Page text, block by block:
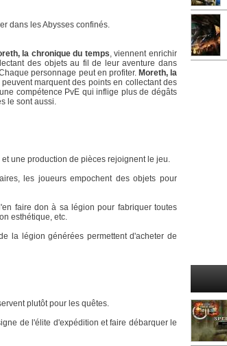
dans les Abysses confinés.
la chronique du temps, viennent enrichir
des objets au fil de leur aventure dans
personnage peut en profiter. Moreth, la
marquent des points en collectant des
compétence PvE qui inflige plus de dégâts
le sont aussi.
une production de pièces rejoignent le jeu.
les joueurs empochent des objets pour
faire don à sa légion pour fabriquer toutes
esthétique, etc.
la légion générées permettent d'acheter de
plutôt pour les quêtes.
de l'élite d'expédition et faire débarquer le